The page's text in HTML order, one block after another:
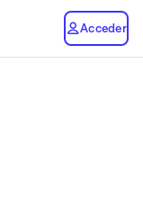
Acceder